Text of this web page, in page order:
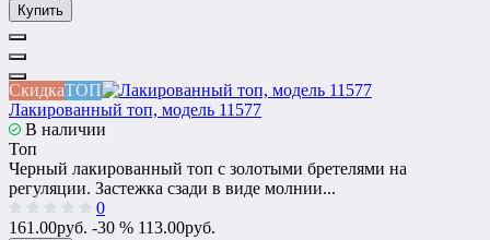
Купить
СкидкаТОП
Лакированный топ, модель 11577
В наличии
Топ
Черный лакированный топ с золотыми бретелями на
регуляции. Застежка сзади в виде молнии...
0
161.00руб. -30 % 113.00руб.